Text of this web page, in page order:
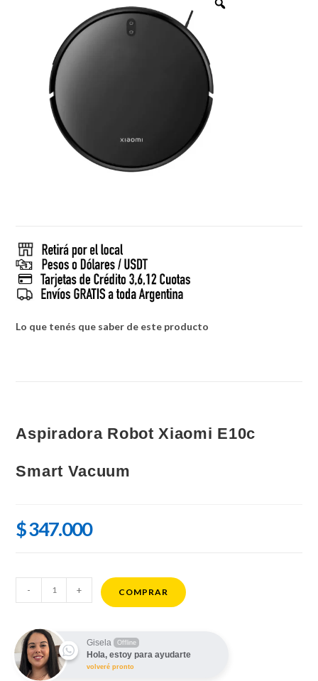
Lo que tenés que saber de este producto
Aspiradora Robot Xiaomi E10c
Smart Vacuum
$347.000
Aspiradora
Robot
E10c
Smart
Vacuum
- + COMPRAR
Gisela Offline
Hola, estoy para ayudarte
volveré pronto